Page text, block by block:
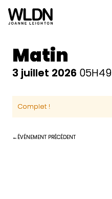
Matin
3 juillet 2026 05H49
Complet !
ÉVÉNEMENT PRÉCÉDENT